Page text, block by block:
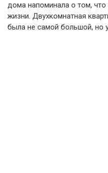
дома напоминала о том,
жизни. Двухкомнатная
была не самой большой, но